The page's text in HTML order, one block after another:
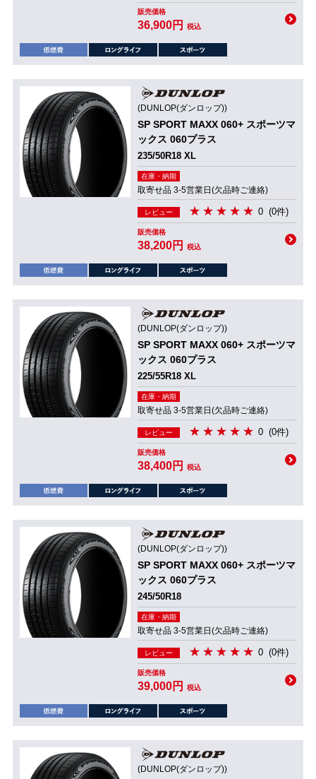
販売価格
36,900円 税込
(DUNLOP(ダンロップ))
SP SPORT MAXX 060+ スポーツマ
ックス 060プラス
235/50R18 XL
在庫・納期
取寄せ品 3-5営業日(欠品時ご連絡)
レビュー 0 (0件)
販売価格
38,200円 税込
(DUNLOP(ダンロップ))
SP SPORT MAXX 060+ スポーツマ
ックス 060プラス
225/55R18 XL
在庫・納期
取寄せ品 3-5営業日(欠品時ご連絡)
レビュー 0 (0件)
販売価格
38,400円 税込
(DUNLOP(ダンロップ))
SP SPORT MAXX 060+ スポーツマ
ックス 060プラス
245/50R18
在庫・納期
取寄せ品 3-5営業日(欠品時ご連絡)
レビュー 0 (0件)
販売価格
39,000円 税込
(DUNLOP(ダンロップ))